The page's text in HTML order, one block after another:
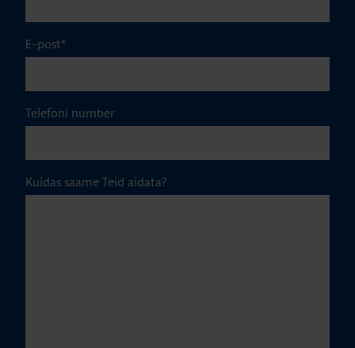
E-post*
Telefoni number
Kuidas saame Teid aidata?